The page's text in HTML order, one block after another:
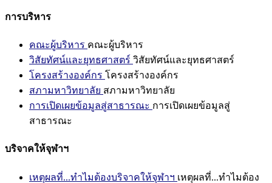
การบริหาร
คณะผู้บริหาร คณะผู้บริหาร
วิสัยทัศน์และยุทธศาสตร์ วิสัยทัศน์และยุทธศาสตร์
โครงสร้างองค์กร โครงสร้างองค์กร
สภามหาวิทยาลัย สภามหาวิทยาลัย
การเปิดเผยข้อมูลสู่สาธารณะ การเปิดเผยข้อมูลสู่
สาธารณะ
บริจาคให้จุฬาฯ
เหตุผลที่...ทำไมต้องบริจาคให้จุฬาฯ เหตุผลที่...ทำไมต้อง